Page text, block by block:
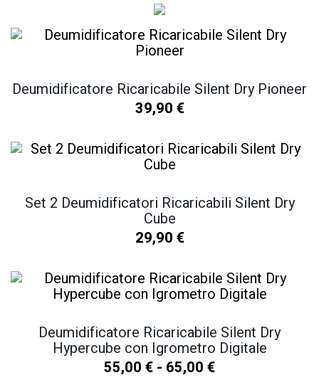
Deumidificatore Ricaricabile Silent Dry Pioneer
39,90 €
Set 2 Deumidificatori Ricaricabili Silent Dry
Cube
29,90 €
Deumidificatore Ricaricabile Silent Dry
Hypercube con Igrometro Digitale
55,00 € - 65,00 €